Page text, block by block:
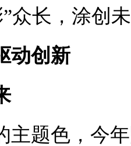
众长，涂创
动创新
主题色，今